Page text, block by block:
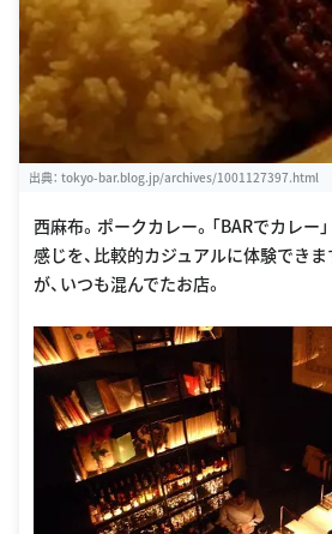
出典： tokyo-bar.blog.jp/archives/1001127397.html
西麻布。ポークカレー。「BARでカレー
感じを、比較的カジュアルに体験でき
が、いつも混んでたお店。